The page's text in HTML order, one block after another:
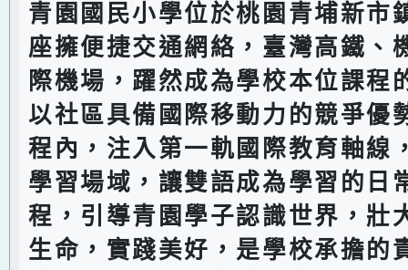
青園國民小學位於桃園青埔新市
座擁便捷交通網絡，臺灣高鐵、
際機場，躍然成為學校本位課程
以社區具備國際移動力的競爭優
程內，注入第一軌國際教育軸線
學習場域，讓雙語成為學習的日
程，引導青園學子認識世界，壯
生命，實踐美好，是學校承擔的